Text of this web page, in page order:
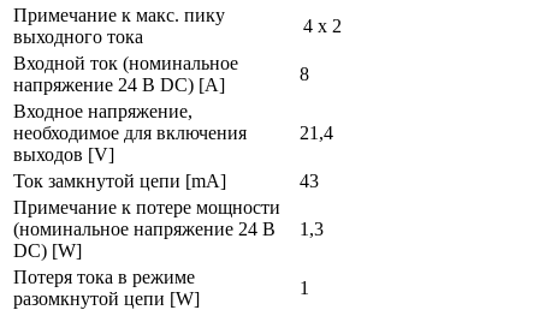
Примечание к макс. пику
выходного тока
4 x 2
Входной ток (номинальное
напряжение 24 В DC) [A]
8
Входное напряжение,
необходимое для включения
выходов [V]
21,4
Ток замкнутой цепи [mA]
43
Примечание к потере мощности
(номинальное напряжение 24 В
DC) [W]
1,3
Потеря тока в режиме
разомкнутой цепи [W]
1